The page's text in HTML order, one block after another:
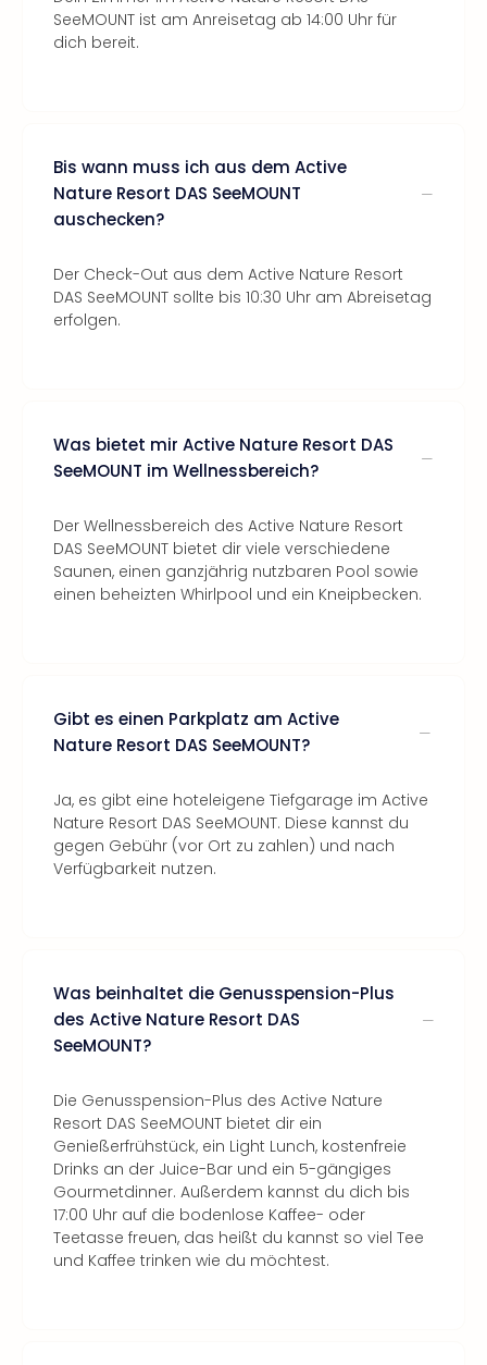
SeeMOUNT ist am Anreisetag ab 14:00 Uhr für
dich bereit.
Bis wann muss ich aus dem Active
Nature Resort DAS SeeMOUNT
auschecken?
Der Check-Out aus dem Active Nature Resort
DAS SeeMOUNT sollte bis 10:30 Uhr am Abreisetag
erfolgen.
Was bietet mir Active Nature Resort DAS
SeeMOUNT im Wellnessbereich?
Der Wellnessbereich des Active Nature Resort
DAS SeeMOUNT bietet dir viele verschiedene
Saunen, einen ganzjährig nutzbaren Pool sowie
einen beheizten Whirlpool und ein Kneipbecken.
Gibt es einen Parkplatz am Active
Nature Resort DAS SeeMOUNT?
Ja, es gibt eine hoteleigene Tiefgarage im Active
Nature Resort DAS SeeMOUNT. Diese kannst du
gegen Gebühr (vor Ort zu zahlen) und nach
Verfügbarkeit nutzen.
Was beinhaltet die Genusspension-Plus
des Active Nature Resort DAS
SeeMOUNT?
Die Genusspension-Plus des Active Nature
Resort DAS SeeMOUNT bietet dir ein
Genießerfrühstück, ein Light Lunch, kostenfreie
Drinks an der Juice-Bar und ein 5-gängiges
Gourmetdinner. Außerdem kannst du dich bis
17:00 Uhr auf die bodenlose Kaffee- oder
Teetasse freuen, das heißt du kannst so viel Tee
und Kaffee trinken wie du möchtest.